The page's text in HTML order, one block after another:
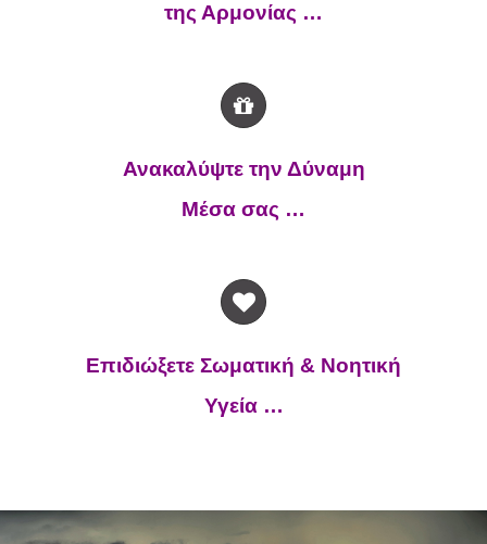
της Αρμονίας …
Ανακαλύψτε την Δύναμη
Μέσα σας …
Επιδιώξετε Σωματική & Νοητική
Υγεία …